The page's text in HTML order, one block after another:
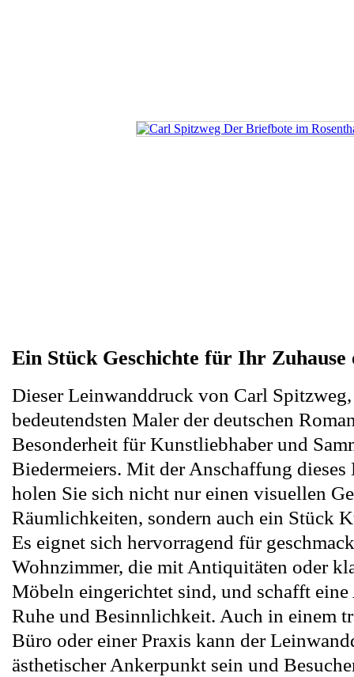
Ein Stück Geschichte für Ihr Zuhause
Dieser Leinwanddruck von Carl
bedeutendsten Maler der deutschen
Besonderheit für Kunstliebhaber und
Biedermeiers. Mit der Anschaffung dieses
holen Sie sich nicht nur einen visuellen
Räumlichkeiten, sondern auch ein Stück
Es eignet sich hervorragend für
Wohnzimmer, die mit Antiquitäten oder
Möbeln eingerichtet sind, und schafft eine
Ruhe und Besinnlichkeit. Auch in einem
Büro oder einer Praxis kann der
ästhetischer Ankerpunkt sein und